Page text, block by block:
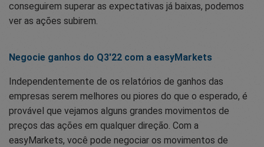
conseguirem superar as expectativas já baixas, podemos
ver as ações subirem.
Negocie ganhos do Q3'22 com a easyMarkets
Independentemente de os relatórios de ganhos das
empresas serem melhores ou piores do que o esperado, é
provável que vejamos alguns grandes movimentos de
preços das ações em qualquer direção. Com a
easyMarkets, você pode negociar os movimentos de